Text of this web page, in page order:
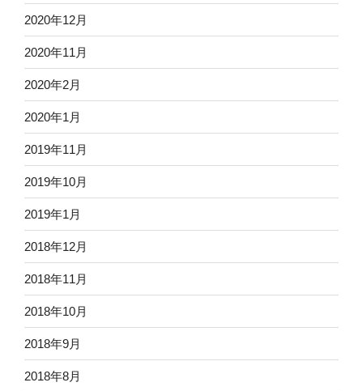
2020年12月
2020年11月
2020年2月
2020年1月
2019年11月
2019年10月
2019年1月
2018年12月
2018年11月
2018年10月
2018年9月
2018年8月